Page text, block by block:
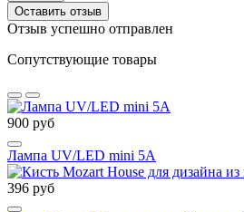
Оставить отзыв
Отзыв успешно отправлен
Сопутствующие товары
900 руб
Лампа UV/LED mini 5A
396 руб